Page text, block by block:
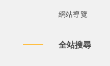
網站導覽
全站搜尋